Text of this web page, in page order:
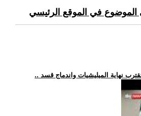
الموضوع في الموقع الرئيسي
نهاية الميليشيات واندماج قسد